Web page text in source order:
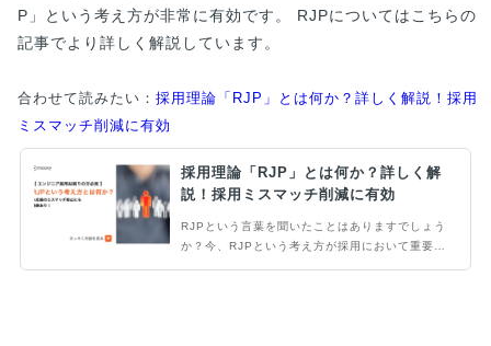
P」という考え方が非常に有効です。 RJPについてはこちらの
記事でより詳しく解説しています。
合わせて読みたい： 採用理論「RJP」とは何か？詳しく解説！採用
ミスマッチ削減に有効
採用理論「RJP」とは何か？詳しく解
説！採用ミスマッチ削減に有効
RJPという言葉を聞いたことはありますでしょう
か？今、RJPという考え方が採用において重要と